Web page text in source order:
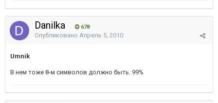
Danilka 678
Опубликовано Апрель 5, 2010
Umnik
В нем тоже 8-м символов должно быть. 99%